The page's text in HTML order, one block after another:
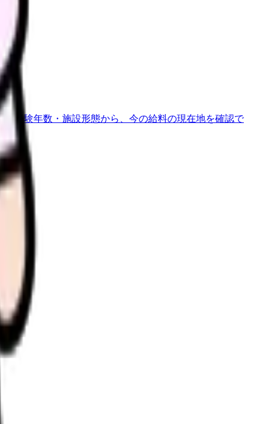
・経験年数・施設形態から、今の給料の現在地を確認で